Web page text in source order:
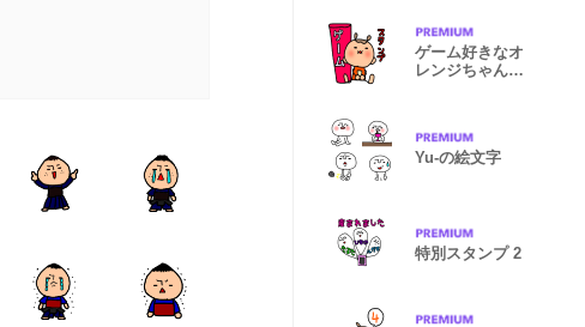
ゲーム好きなオ
レンジちゃんス
Yu-の絵文字
特別スタンプ 2